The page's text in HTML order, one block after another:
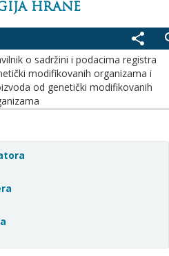
HRANE
share
o sadržini i podacima registra
modifikovanih organizama i
od genetički modifikovanih